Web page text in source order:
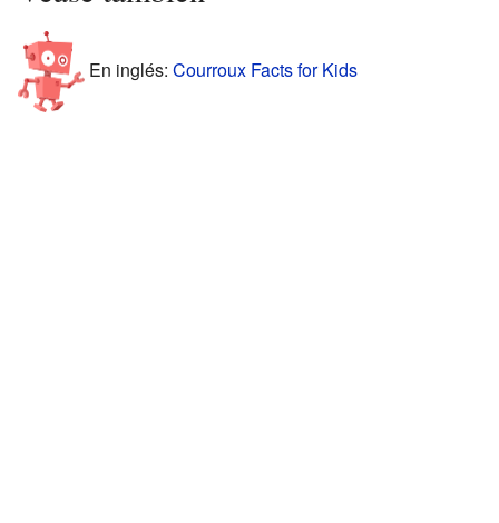
En inglés: Courroux Facts for Kids